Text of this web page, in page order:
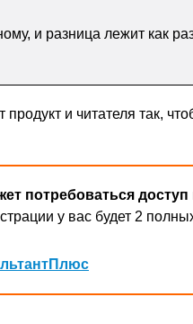
и разница лежит как
и читателя так,
потребоваться доступ
у вас будет 2